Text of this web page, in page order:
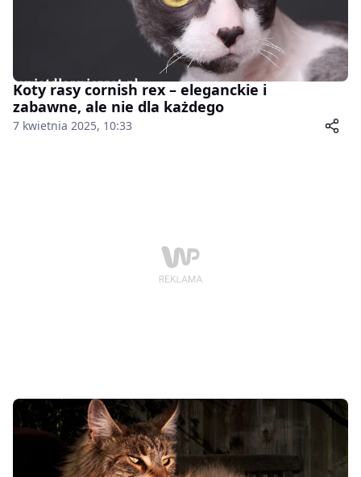
Koty rasy cornish rex – eleganckie i
zabawne, ale nie dla każdego
7 kwietnia 2025, 10:33